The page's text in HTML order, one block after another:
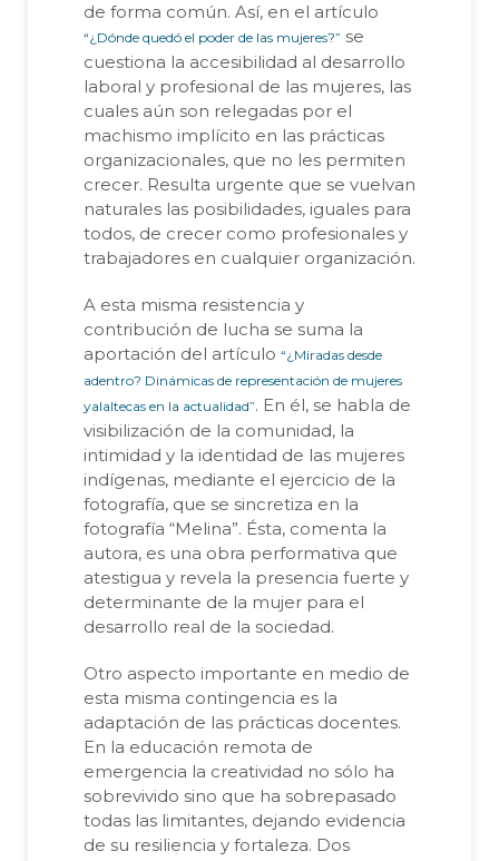
de forma común. Así, en el artículo
“¿Dónde quedó el poder de las mujeres?” se
cuestiona la accesibilidad al desarrollo
laboral y profesional de las mujeres, las
cuales aún son relegadas por el
machismo implícito en las prácticas
organizacionales, que no les permiten
crecer. Resulta urgente que se vuelvan
naturales las posibilidades, iguales para
todos, de crecer como profesionales y
trabajadores en cualquier organización.
A esta misma resistencia y
contribución de lucha se suma la
aportación del artículo “¿Miradas desde
adentro? Dinámicas de representación de mujeres
yalaltecas en la actualidad”. En él, se habla de
visibilización de la comunidad, la
intimidad y la identidad de las mujeres
indígenas, mediante el ejercicio de la
fotografía, que se sincretiza en la
fotografía “Melina”. Ésta, comenta la
autora, es una obra performativa que
atestigua y revela la presencia fuerte y
determinante de la mujer para el
desarrollo real de la sociedad.
Otro aspecto importante en medio de
esta misma contingencia es la
adaptación de las prácticas docentes.
En la educación remota de
emergencia la creatividad no sólo ha
sobrevivido sino que ha sobrepasado
todas las limitantes, dejando evidencia
de su resiliencia y fortaleza. Dos